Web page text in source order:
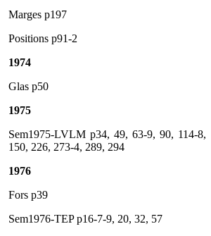
Marges p197
Positions p91-2
1974
Glas p50
1975
Sem1975-LVLM p34, 49, 63-9, 90, 114-8,
150, 226, 273-4, 289, 294
1976
Fors p39
Sem1976-TEP p16-7-9, 20, 32, 57